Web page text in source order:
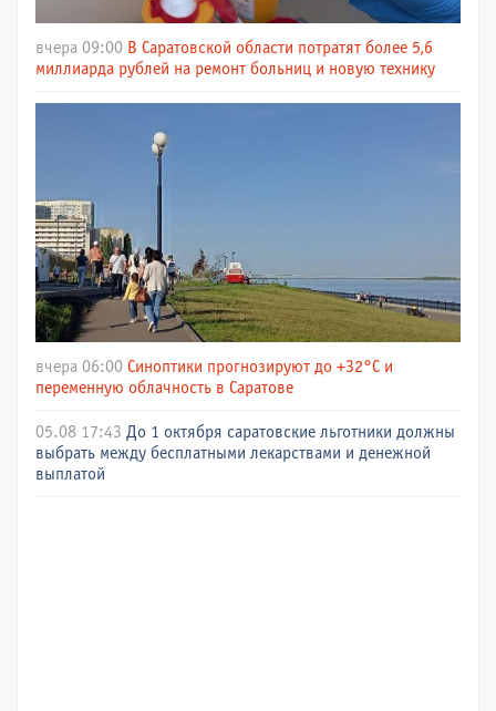
вчера 09:00 В Саратовской области потратят более 5,6
миллиарда рублей на ремонт больниц и новую технику
вчера 06:00 Синоптики прогнозируют до +32°C и
переменную облачность в Саратове
05.08 17:43 До 1 октября саратовские льготники должны
выбрать между бесплатными лекарствами и денежной
выплатой